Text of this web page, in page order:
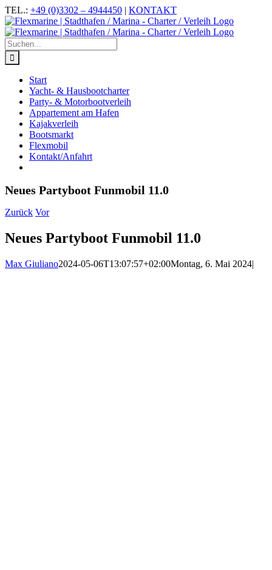
Zum
Inhalt
springen
Facebook
Instagram
YouTube
TEL.: +49 (0)3302 – 4944450 | KONTAKT
Suche
nach:
Start
Yacht- & Hausbootcharter
Party- & Motorbootverleih
Appartement am Hafen
Kajakverleih
Bootsmarkt
Flexmobil
Kontakt/Anfahrt
Neues Partyboot Funmobil 11.0
Zurück Vor
Neues Partyboot Funmobil 11.0
Max Giuliano2024-05-06T13:07:57+02:00Montag, 6. Mai 2024|